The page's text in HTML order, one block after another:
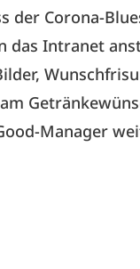
der Corona-
das Intranet
Manager